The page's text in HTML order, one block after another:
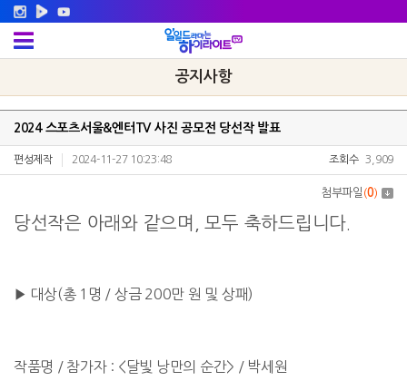
공지사항
2024 스포츠서울&엔터TV 사진 공모전 당선작 발표
편성제작 2024-11-27 10:23:48 조회수 3,909
첨부파일 (0)
당선작은 아래와 같으며, 모두 축하드립니다.
▶ 대상(총 1명 / 상금 200만 원 및 상패)
작품명 / 참가자 : <달빛 낭만의 순간> / 박세원